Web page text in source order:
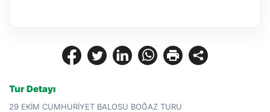
Tur Detayı
29 EKİM CUMHURİYET BALOSU BOĞAZ TURU